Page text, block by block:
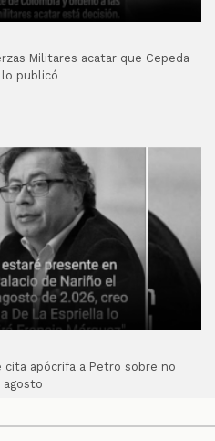
Militares acatar que Cepeda
publicó
apócrifa a Petro sobre no
agosto